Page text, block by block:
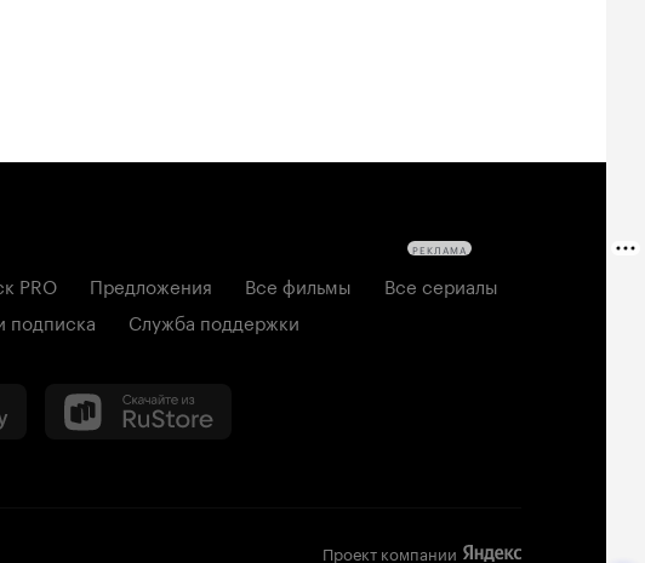
PRO Предложения Все фильмы
Все сериалы
подписка Служба поддержки
Проект компании
РЕКЛАМА